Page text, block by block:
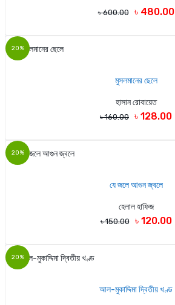
৳ 600.00 ৳ 480.00
20%
মুসলমানের ছেলে
হাসান রোবায়েত
৳ 160.00 ৳ 128.00
20%
যে জলে আগুন জ্বলে
হেলাল হাফিজ
৳ 150.00 ৳ 120.00
20%
আল-মুকাদ্দিমা দ্বিতীয় খণ্ড